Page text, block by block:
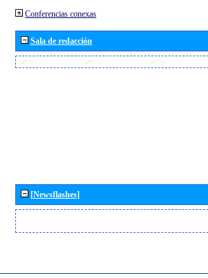
Conferencias conexas
Sala de redacción
[Newsflashes]